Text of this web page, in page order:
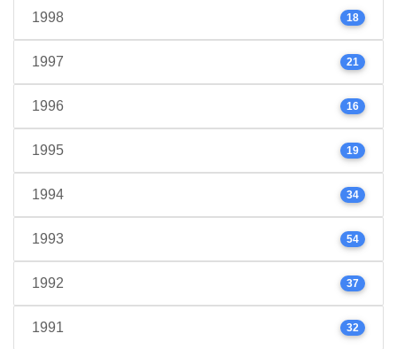
1998 18
1997 21
1996 16
1995 19
1994 34
1993 54
1992 37
1991 32